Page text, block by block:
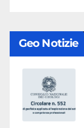
Geo Notizie